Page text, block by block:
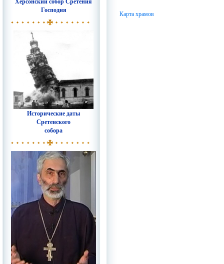
Господня
Исторические даты
Сретенского
собора
Карта храмов